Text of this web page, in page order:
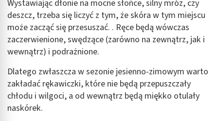
Wystawiając dłonie na mocne słońce, silny mróz, czy
deszcz, trzeba się liczyć z tym, że skóra w tym miejscu
może zacząć się przesuszać. . Ręce będą wówczas
zaczerwienione, swędzące (zarówno na zewnątrz, jak i
wewnątrz) i podrażnione.
Dlatego zwłaszcza w sezonie jesienno-zimowym warto
zakładać rękawiczki, które nie będą przepuszczały
chłodu i wilgoci, a od wewnątrz będą miękko otulały
naskórek.